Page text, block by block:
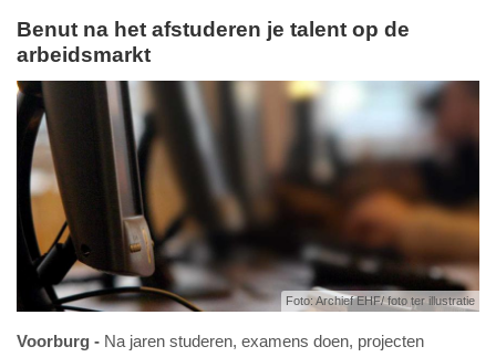
Benut na het afstuderen je talent op de
arbeidsmarkt
Foto: Archief EHF/ foto ter illustratie
Voorburg
Na jaren studeren, examens doen, projecten